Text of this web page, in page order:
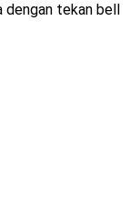
dengan tekan bell